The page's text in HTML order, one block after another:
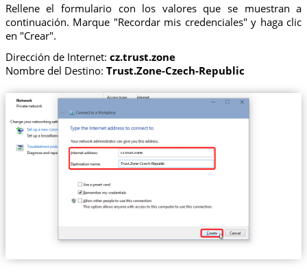
Rellene el formulario con los valores que se muestran a
continuación. Marque "Recordar mis credenciales" y haga clic
en "Crear".
Dirección de Internet: cz.trust.zone
Nombre del Destino: Trust.Zone-Czech-Republic
cz.trust.zone
Trust.Zone-Czech-Republic